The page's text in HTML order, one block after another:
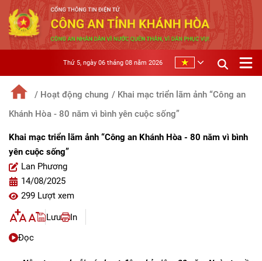
Thứ 5, ngày 06 tháng 08 năm 2026
/ Hoạt động chung / Khai mạc triển lãm ảnh “Công an
Khánh Hòa - 80 năm vì bình yên cuộc sống”
Khai mạc triển lãm ảnh “Công an Khánh Hòa - 80 năm vì bình
yên cuộc sống”
Lan Phương
14/08/2025
299 Lượt xem
Lưu
In
Đọc